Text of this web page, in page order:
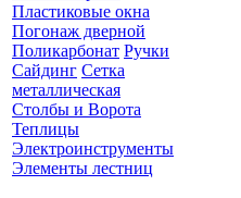
Пластиковые окна
Погонаж дверной
Поликарбонат Ручки
Сайдинг Сетка
металлическая
Столбы и Ворота
Теплицы
Электроинструменты
Элементы лестниц